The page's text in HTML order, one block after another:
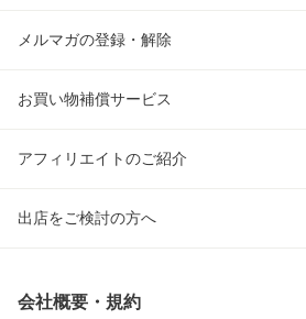
メルマガの登録・解除
お買い物補償サービス
アフィリエイトのご紹介
出店をご検討の方へ
会社概要・規約